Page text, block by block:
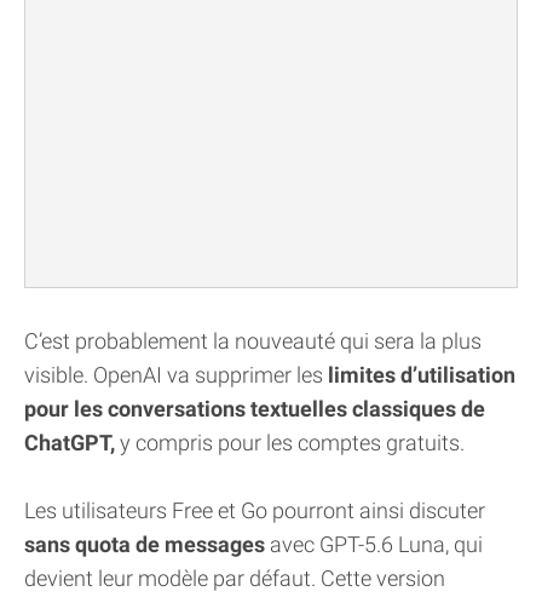
C’est probablement la nouveauté qui sera la plus
visible. OpenAI va supprimer les limites d’utilisation
pour les conversations textuelles classiques de
ChatGPT,y compris pour les comptes gratuits.
Les utilisateurs Free et Go pourront ainsi discuter
sans quota de messages avec GPT-5.6 Luna, qui
devient leur modèle par défaut. Cette version